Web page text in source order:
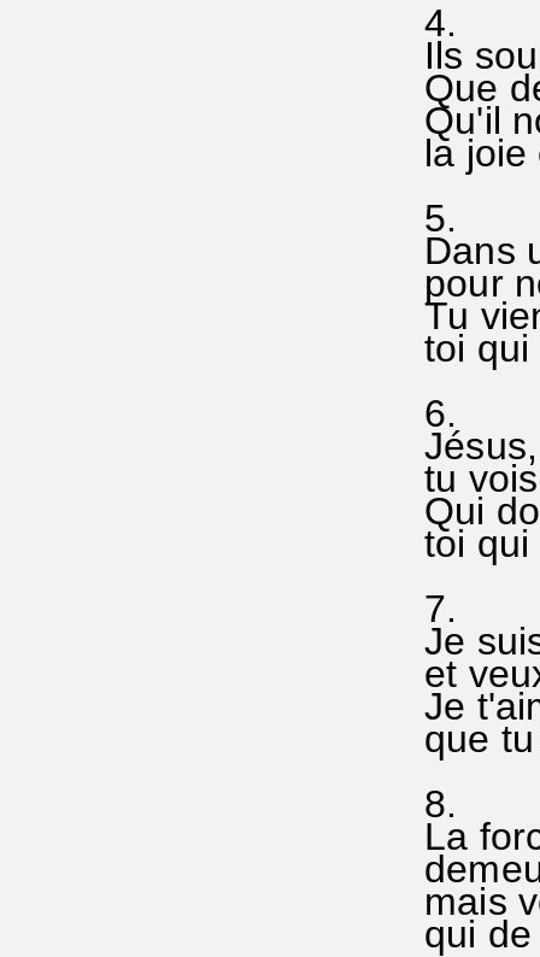
4.
Ils
Que
Qu'il
la joie
5.
Dans
pour
Tu
toi qui
6.
tu
Qui
toi qui
7.
Je
et
Je
que
8.
La
mais
qui